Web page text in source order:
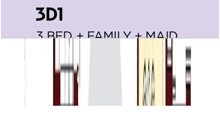
Villa Lantana, Detached Villa 3D1,
3BR+Family+Maid, 3015 SQFT